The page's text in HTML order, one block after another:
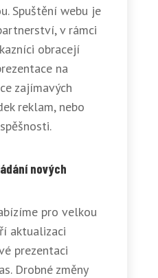
Spuštění webu je
v rámci
obracejí
na
zajímavých
reklam, nebo
nových
pro velkou
aktualizaci
prezentaci
Drobné změny